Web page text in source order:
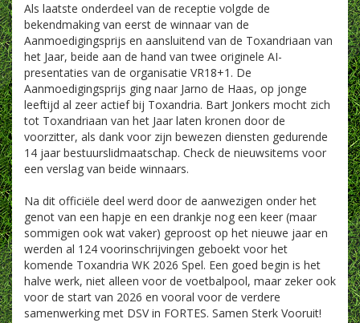
Als laatste onderdeel van de receptie volgde de
bekendmaking van eerst de winnaar van de
Aanmoedigingsprijs en aansluitend van de Toxandriaan van
het Jaar, beide aan de hand van twee originele AI-
presentaties van de organisatie VR18+1. De
Aanmoedigingsprijs ging naar Jarno de Haas, op jonge
leeftijd al zeer actief bij Toxandria. Bart Jonkers mocht zich
tot Toxandriaan van het Jaar laten kronen door de
voorzitter, als dank voor zijn bewezen diensten gedurende
14 jaar bestuurslidmaatschap. Check de nieuwsitems voor
een verslag van beide winnaars.
Na dit officiële deel werd door de aanwezigen onder het
genot van een hapje en een drankje nog een keer (maar
sommigen ook wat vaker) geproost op het nieuwe jaar en
werden al 124 voorinschrijvingen geboekt voor het
komende Toxandria WK 2026 Spel. Een goed begin is het
halve werk, niet alleen voor de voetbalpool, maar zeker ook
voor de start van 2026 en vooral voor de verdere
samenwerking met DSV in FORTES. Samen Sterk Vooruit!